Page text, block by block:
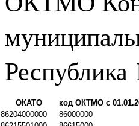
ОКАТО
код ОКТМО с
86204000000
86000000